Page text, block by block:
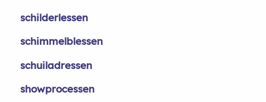
schilderlessen
schimmelblessen
schuiladressen
showprocessen